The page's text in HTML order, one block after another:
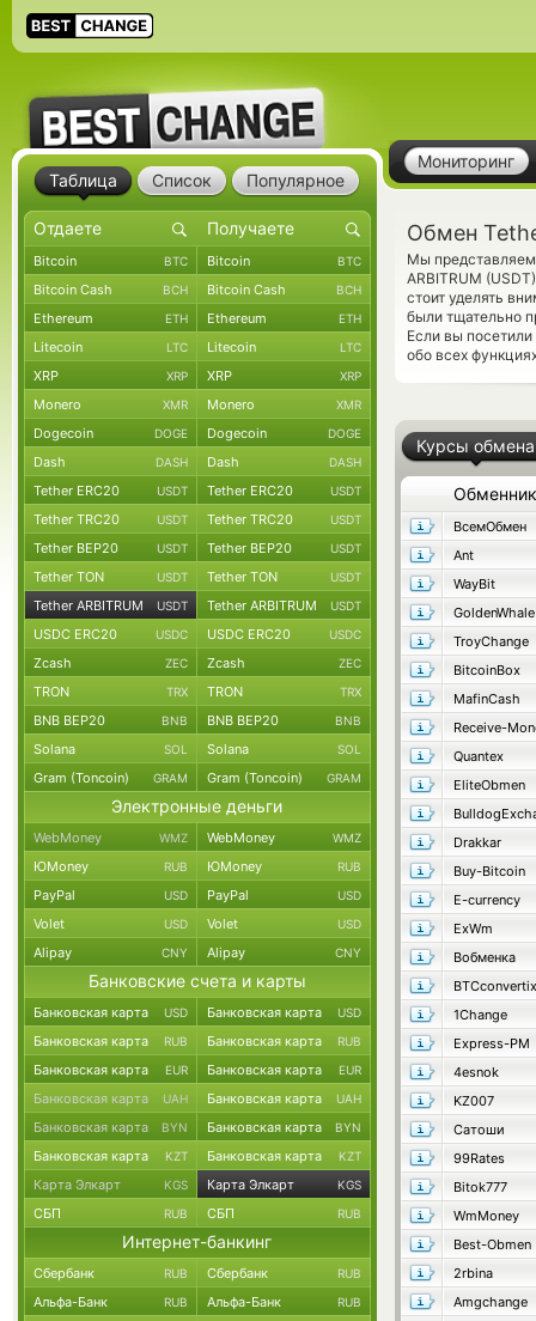
Мониторинг
Обмен
Мы
ARBITRUM
стоит уделять
были тщательно
Если вы
обо всех
Курсы обмена
Обменник
ВсемОбмен
Ant
WayBit
GoldenWhale
TroyChange
BitcoinBox
MafinCash
Receive-
Quantex
EliteObmen
Drakkar
Buy-Bitcoin
E-currency
ExWm
Вобменка
BTCconvertix
1Change
Express-PM
4esnok
KZ007
Сатоши
99Rates
Bitok777
WmMoney
Best-Obmen
2rbina
Amgchange
Таблица Список Популярное
Bitcoin BTC Bitcoin BTC
Bitcoin Cash BCH Bitcoin Cash BCH
Ethereum ETH Ethereum ETH
Litecoin LTC Litecoin LTC
XRP XRP XRP XRP
Monero XMR Monero XMR
Dogecoin DOGE Dogecoin DOGE
Dash DASH Dash DASH
Tether ERC20 USDT Tether ERC20 USDT
Tether TRC20 USDT Tether TRC20 USDT
Tether BEP20 USDT Tether BEP20 USDT
Tether TON USDT Tether TON USDT
Tether ARBITRUM USDT Tether ARBITRUM USDT
USDC ERC20 USDC USDC ERC20 USDC
Zcash ZEC Zcash ZEC
TRON TRX TRON TRX
BNB BEP20 BNB BNB BEP20 BNB
Solana SOL Solana SOL
Gram (Toncoin) GRAM Gram (Toncoin) GRAM
Электронные деньги
WebMoney WMZ WebMoney WMZ
ЮMoney RUB ЮMoney RUB
PayPal USD PayPal USD
Volet USD Volet USD
Alipay CNY Alipay CNY
Банковские счета и карты
Банковская карта USD Банковская карта USD
Банковская карта RUB Банковская карта RUB
Банковская карта EUR Банковская карта EUR
Банковская карта UAH Банковская карта UAH
Банковская карта BYN Банковская карта BYN
Банковская карта KZT Банковская карта KZT
Карта Элкарт KGS Карта Элкарт KGS
СБП RUB СБП RUB
Интернет-банкинг
Сбербанк RUB Сбербанк RUB
Альфа-Банк RUB Альфа-Банк RUB